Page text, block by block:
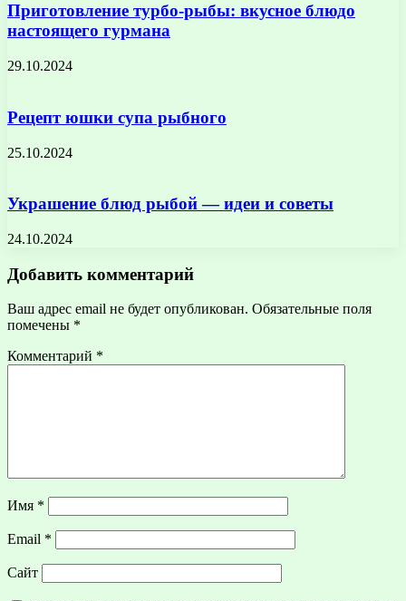
Приготовление турбо-рыбы: вкусное блюдо
настоящего гурмана
29.10.2024
Рецепт юшки супа рыбного
25.10.2024
Украшение блюд рыбой — идеи и советы
24.10.2024
Добавить комментарий
Ваш адрес email не будет опубликован. Обязательные поля
помечены *
Комментарий *
Имя *
Email *
Сайт